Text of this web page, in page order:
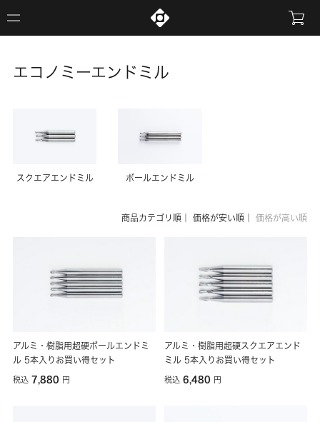
エコノミーエンドミル
スクエアエンドミル ボールエンドミル
商品カテゴリ順 価格が安い順 価格が高い順
アルミ・樹脂用超硬ボールエンドミ
ル 5本入りお買い得セット
税込7,880 円
アルミ・樹脂用超硬スクエアエンド
ミル 5本入りお買い得セット
税込6,480 円